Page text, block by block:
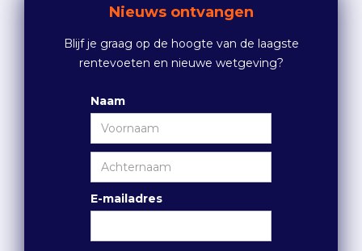
Nieuws ontvangen
Blijf je graag op de hoogte van de laagste
rentevoeten en nieuwe wetgeving?
Naam
E-mailadres